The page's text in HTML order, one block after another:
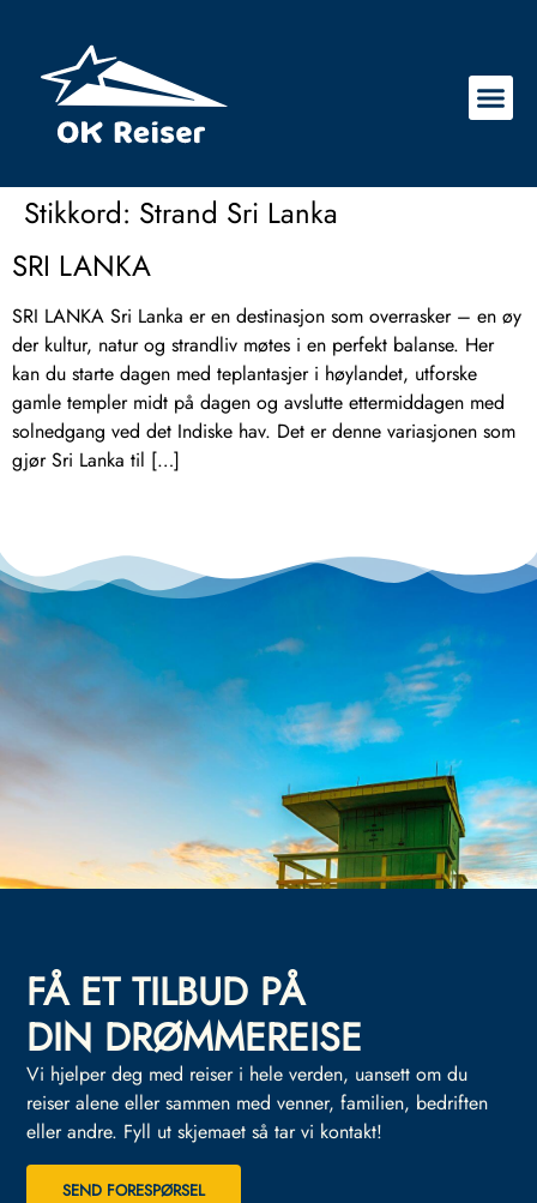
Stikkord: Strand Sri Lanka
SRI LANKA
SRI LANKA Sri Lanka er en destinasjon som overrasker – en øy
der kultur, natur og strandliv møtes i en perfekt balanse. Her
kan du starte dagen med teplantasjer i høylandet, utforske
gamle templer midt på dagen og avslutte ettermiddagen med
solnedgang ved det Indiske hav. Det er denne variasjonen som
gjør Sri Lanka til […]
FÅ ET TILBUD PÅ
DIN DRØMMEREISE
Vi hjelper deg med reiser i hele verden, uansett om du
reiser alene eller sammen med venner, familien, bedriften
eller andre. Fyll ut skjemaet så tar vi kontakt!
SEND FORESPØRSEL